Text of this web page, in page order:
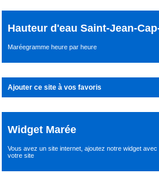
Hauteur d'eau Saint-Jean-
Maréegramme heure par heure
Ajouter ce site à vos favoris
Widget Marée
Vous avez un site internet,ajoutez notre widget
votre site